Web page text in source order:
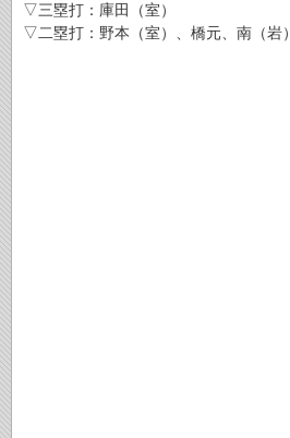
▽三塁打：庫田（室）
▽二塁打：野本（室）、橋元、南（岩）